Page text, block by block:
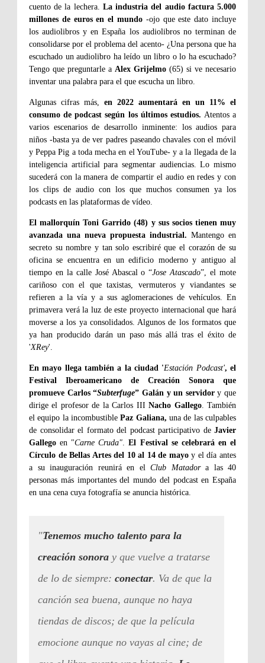
cuento de la lechera. La industria del audio factura 5.000
millones de euros en el mundo -ojo que este dato incluye
los audiolibros y en España los audiolibros no terminan de
consolidarse por el problema del acento- ¿Una persona que ha
escuchado un audiolibro ha leído un libro o lo ha escuchado?
Tengo que preguntarle a Alex Grijelmo (65) si ve necesario
inventar una palabra para el que escucha un libro.
Algunas cifras más, en 2022 aumentará en un 11% el
consumo de podcast según los últimos estudios. Atentos a
varios escenarios de desarrollo inminente: los audios para
niños -basta ya de ver padres paseando chavales con el móvil
y Peppa Pig a toda mecha en el YouTube- y a la llegada de la
inteligencia artificial para segmentar audiencias. Lo mismo
sucederá con la manera de compartir el audio en redes y con
los clips de audio con los que muchos consumen ya los
podcasts en las plataformas de vídeo.
El mallorquín Toni Garrido (48) y sus socios tienen muy
avanzada una nueva propuesta industrial. Mantengo en
secreto su nombre y tan solo escribiré que el corazón de su
oficina se encuentra en un edificio moderno y antiguo al
tiempo en la calle José Abascal o “Jose Atascado”, el mote
cariñoso con el que taxistas, vermuteros y viandantes se
refieren a la vía y a sus aglomeraciones de vehículos. En
primavera verá la luz de este proyecto internacional que hará
moverse a los ya consolidados. Algunos de los formatos que
ya han producido darán un paso más allá tras el éxito de
'XRey'.
En mayo llega también a la ciudad 'Estación Podcast', el
Festival Iberoamericano de Creación Sonora que
promueve Carlos “Subterfuge” Galán y un servidory que
dirige el profesor de la Carlos IIINacho Gallego. También
el equipo la incombustiblePaz Galiana, una de las culpables
de consolidar el formato del podcast participativo de Javier
Gallego en "Carne Cruda".El Festival se celebrará en el
Círculo de Bellas Artes del 10 al 14 de mayoy el día antes
a su inauguración reunirá en el Club Matadora las 40
personas más importantes del mundo del podcast en España
en una cena cuya fotografía se anuncia histórica.
"Tenemos mucho talento para la
creación sonora y que vuelve a tratarse
de lo de siempre: conectar. Va de que la
canción sea buena, aunque no haya
tiendas de discos; de que la película
emocione aunque no vayas al cine; de